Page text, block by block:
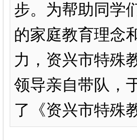
步。为帮助同学
的家庭教育理念
力，资兴市特殊
领导亲自带队，
了《资兴市特殊